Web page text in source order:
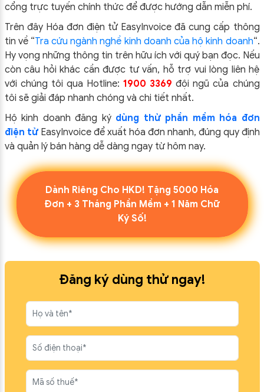
cổng trực tuyến chính thức để được hướng dẫn miễn phí.
Trên đây Hóa đơn điện tử EasyInvoice đã cung cấp thông
tin về “Tra cứu ngành nghề kinh doanh của hộ kinh doanh“.
Hy vọng những thông tin trên hữu ích với quý bạn đọc. Nếu
còn câu hỏi khác cần được tư vấn, hỗ trợ vui lòng liên hệ
với chúng tôi qua Hotline: 1900 3369 đội ngũ của chúng
tôi sẽ giải đáp nhanh chóng và chi tiết nhất.
Hộ kinh doanh đăng ký dùng thử phần mềm hóa đơn
điện tửEasyInvoice để xuất hóa đơn nhanh, đúng quy định
và quản lý bán hàng dễ dàng ngay từ hôm nay.
Dành Riêng Cho HKD! Tặng 5000 Hóa
Đơn + 3 Tháng Phần Mềm + 1 Năm Chữ
Ký Số!
Đăng ký dùng thử ngay!